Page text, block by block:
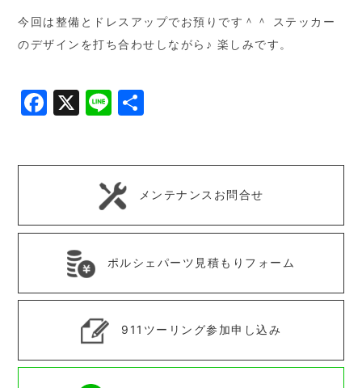
今回は整備とドレスアップでお預りです＾＾ ステッカー
のデザインを打ち合わせしながら♪ 楽しみです。
Facebook
X Line
メンテナンスお問合せ
ポルシェパーツ見積もりフォーム
911ツーリング参加申し込み